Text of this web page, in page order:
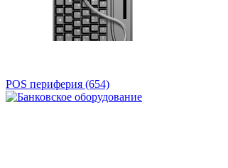
POS периферия (654)